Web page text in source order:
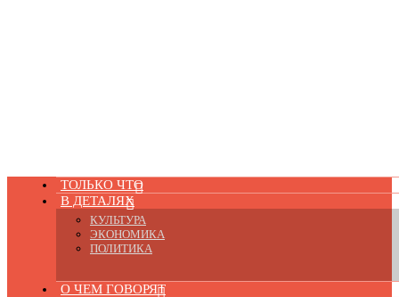
ТОЛЬКО ЧТО
В ДЕТАЛЯХ
КУЛЬТУРА
ЭКОНОМИКА
ПОЛИТИКА
О ЧЕМ ГОВОРЯТ